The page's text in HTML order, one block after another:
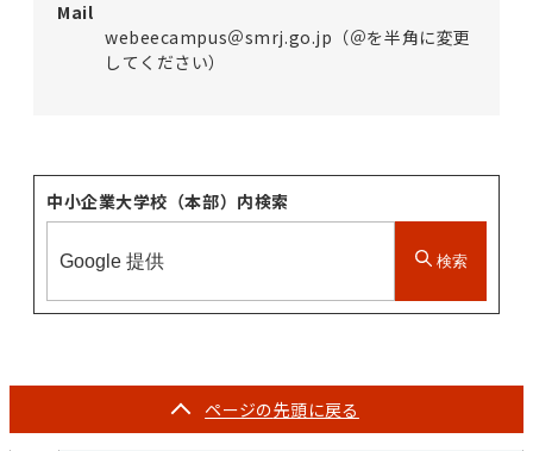
Mail
webeecampus＠smrj.go.jp（＠を半角に変更
してください）
中小企業大学校（本部）内検索
検索
ページの先頭に戻る